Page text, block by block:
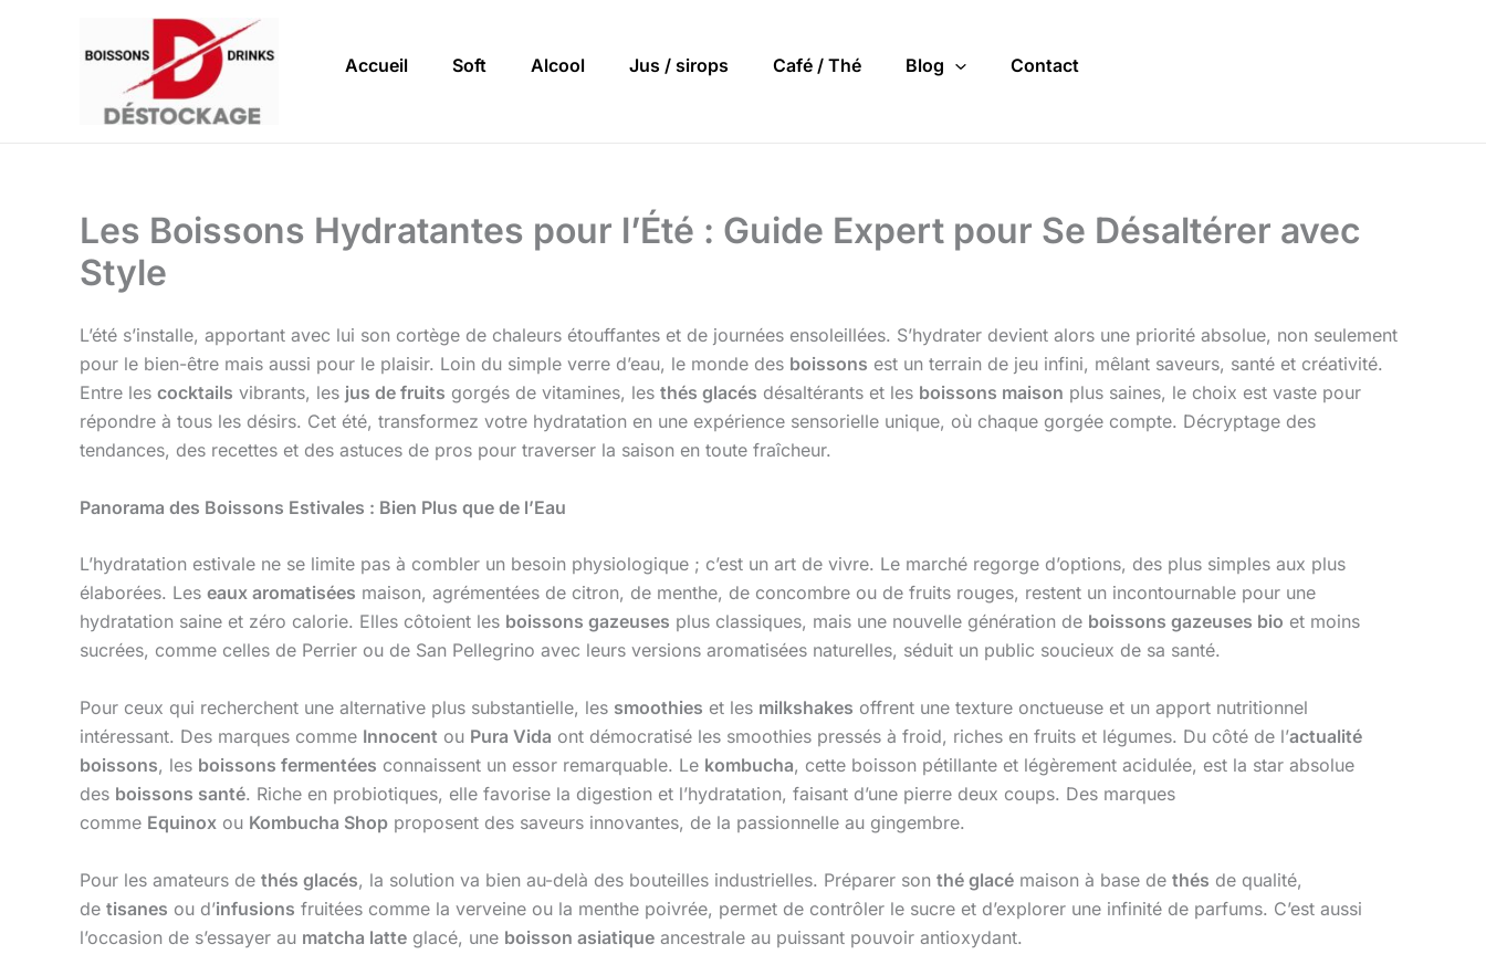
Accueil Soft Alcool Jus / sirops Café / Thé Blog Contact
Les Boissons Hydratantes pour l’Été : Guide Expert pour Se Désaltérer avec
Style
L’été s’installe, apportant avec lui son cortège de chaleurs étouffantes et de journées ensoleillées. S’hydrater devient alors une priorité absolue, non seulement
pour le bien-être mais aussi pour le plaisir. Loin du simple verre d’eau, le monde des boissons est un terrain de jeu infini, mêlant saveurs, santé et créativité.
Entre les cocktails vibrants, les jus de fruits gorgés de vitamines, les thés glacés désaltérants et les boissons maison plus saines, le choix est vaste pour
répondre à tous les désirs. Cet été, transformez votre hydratation en une expérience sensorielle unique, où chaque gorgée compte. Décryptage des
tendances, des recettes et des astuces de pros pour traverser la saison en toute fraîcheur.
Panorama des Boissons Estivales : Bien Plus que de l’Eau
L’hydratation estivale ne se limite pas à combler un besoin physiologique ; c’est un art de vivre. Le marché regorge d’options, des plus simples aux plus
élaborées. Les eaux aromatisées maison, agrémentées de citron, de menthe, de concombre ou de fruits rouges, restent un incontournable pour une
hydratation saine et zéro calorie. Elles côtoient les boissons gazeuses plus classiques, mais une nouvelle génération de boissons gazeuses bio et moins
sucrées, comme celles de Perrier ou de San Pellegrino avec leurs versions aromatisées naturelles, séduit un public soucieux de sa santé.
Pour ceux qui recherchent une alternative plus substantielle, les smoothies et les milkshakes offrent une texture onctueuse et un apport nutritionnel
intéressant. Des marques comme Innocent ou Pura Vida ont démocratisé les smoothies pressés à froid, riches en fruits et légumes. Du côté de l’actualité
boissons, les boissons fermentées connaissent un essor remarquable. Le kombucha, cette boisson pétillante et légèrement acidulée, est la star absolue
des boissons santé. Riche en probiotiques, elle favorise la digestion et l’hydratation, faisant d’une pierre deux coups. Des marques
comme Equinox ou Kombucha Shop proposent des saveurs innovantes, de la passionnelle au gingembre.
Pour les amateurs de thés glacés, la solution va bien au-delà des bouteilles industrielles. Préparer son thé glacé maison à base de thés de qualité,
de tisanes ou d’infusions fruitées comme la verveine ou la menthe poivrée, permet de contrôler le sucre et d’explorer une infinité de parfums. C’est aussi
l’occasion de s’essayer au matcha latte glacé, une boisson asiatique ancestrale au puissant pouvoir antioxydant.